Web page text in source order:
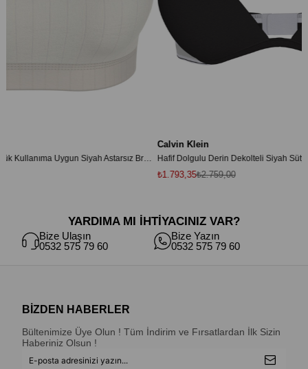
Kadın Marka Logolu Günlük Kullanıma Uygun Siyah Astarsız Bralet Sütyen Hafif Dolgulu Derin Dekolteli Siyah Sütyen
YARDIMA MI İHTİYACINIZ VAR?
Bize Ulaşın
0532 575 79 60
Bize Yazın
0532 575 79 60
BİZDEN HABERLER
Bültenimize Üye Olun ! Tüm İndirim ve Fırsatlardan İlk Sizin
Haberiniz Olsun !